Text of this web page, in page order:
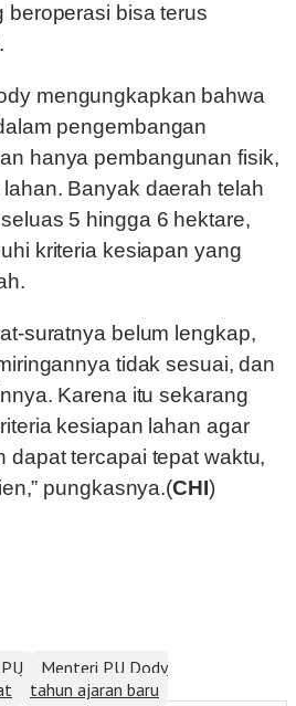
beroperasi bisa terus
mengungkapkan bahwa
pengembangan
hanya pembangunan fisik,
Banyak daerah telah
5 hingga 6 hektare,
kriteria kesiapan yang
suratnya belum lengkap,
tidak sesuai, dan
Karena itu sekarang
kesiapan lahan agar
dapat tercapai tepat waktu,
pungkasnya.(CHI)
Menteri PU Dody
tahun ajaran baru